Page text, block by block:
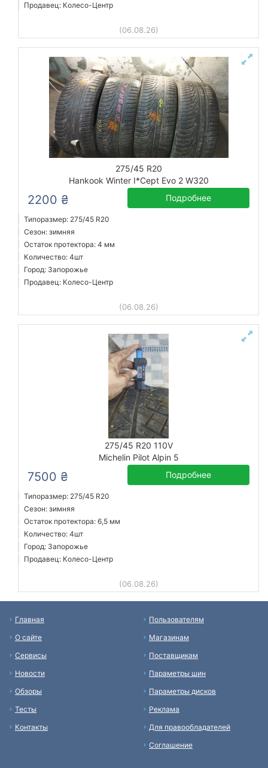
Продавец: Колесо-Центр
(06.08.26)
275/45 R20
Hankook Winter I*Cept Evo 2 W320
2200 ₴ Подробнее
Типоразмер: 275/45 R20
Сезон: зимняя
Остаток протектора: 4 мм
Количество: 4шт
Город: Запорожье
Продавец: Колесо-Центр
(06.08.26)
275/45 R20 110V
Michelin Pilot Alpin 5
7500 ₴ Подробнее
Типоразмер: 275/45 R20
Сезон: зимняя
Остаток протектора: 6,5 мм
Количество: 4шт
Город: Запорожье
Продавец: Колесо-Центр
(06.08.26)
Главная
О сайте
Сервисы
Новости
Обзоры
Тесты
Контакты
Пользователям
Магазинам
Поставщикам
Параметры шин
Параметры дисков
Реклама
Для правообладателей
Соглашение